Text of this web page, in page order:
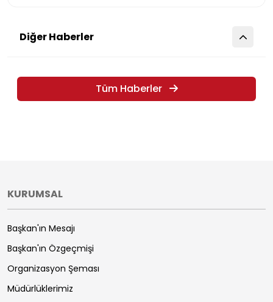
Diğer Haberler
Tüm Haberler
KURUMSAL
Başkan'ın Mesajı
Başkan'ın Özgeçmişi
Organizasyon Şeması
Müdürlüklerimiz